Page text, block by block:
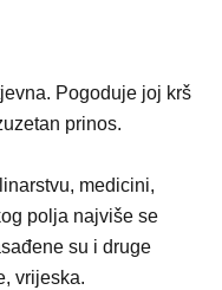
Pogoduje joj krš
prinos.
medicini,
polja najviše se
su i druge
vrijeska.